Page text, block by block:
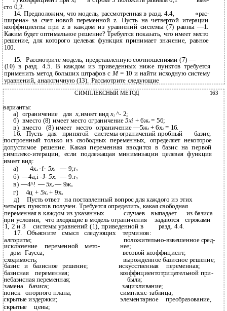
8
сто 0,2.
14. Предположим, что модель, рассмотренная в разд. 4.4, «рас-
ширена» за счет новой переменной z. Пусть на четвертой итерации
коэффициенты при z в каждом из уравнений системы (7) равны —1.
Каким будет оптимальное решение? Требуется показать, что имеет место
решение, для которого целевая функция принимает значение, равное
100.
15.
Рассмотрите модель, представленную соотношениями (7) —
(10) в разд. 4.5. В каждом из приведенных ниже пунктов требуется
применить метод больших штрафов с М = 10 и найти исходную систему
уравнений, аналогичную (13). Рассмотрите следующие
СИМПЛЕКСНЫЙ МЕТОД 163
варианты:
а) ограничение для xzимеет видх2 ^- 2;
б) вместо (8) имеет место ограничение5xi + 6ж2= 56;
в) вместо (8) имеет место ограничение —5ж4 + 6х2 = 16.
16. Пусть для принятой системы ограничений пробный базис,
построенный только из свободных переменных, определяет некоторое
допустимое решение. Какая переменная вводится в базис на первой
симплекс-итерации, если подлежащая минимизации целевая функция
имеет вид:
а)
4х4 -f- 5х2 — 9;г3
б) —4a;i -J-5xz — 9.г3
в) —4^! — 5х2 — 9ж3
г) 4ц + 5xz +9х3
д) Пусть ответ
на поставленный вопрос для каждого из этих
четырех пунктов получен. Требуется определить, какая свободная
переменная в каждом из указанных случаев выпадает из базиса
при условии, что входящие в модель ограничения задаются
строками
1, 2 и 3
системы уравнений (1), приведенной в
разд. 4.4.
17.
Объясните смысл следующих терминов:
алгоритм;
положительно-взвешенное сред-
исключение
переменной мето-
нее;
дом Гаусса; весовой коэффициент;
сходимость;
вырожденное базисное решение;
базис
и базисное решение; искусственная переменная;
базисная переменная;
коэффициентотрицательной при-
небазисная переменная;
были;
замена
базиса; зацикливание;
поиск опорного плана;
симплекс-таблица;
скрытые издержки;
элементарное
преобразование,
скрытые
цены;